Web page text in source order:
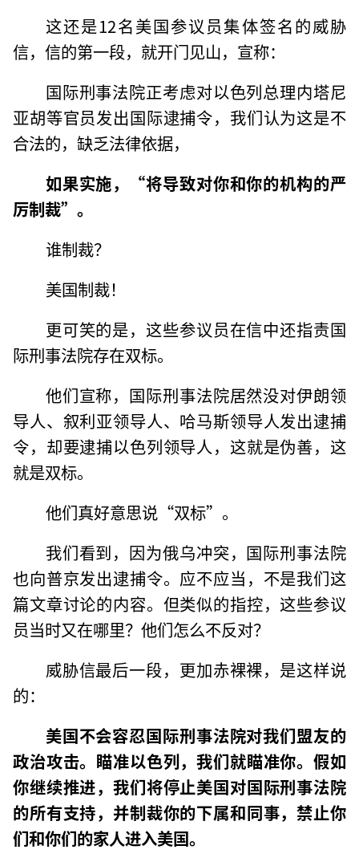
这还是12名美国参议员集体签名的威胁
信，信的第一段，就开门见山，宣称：
国际刑事法院正考虑对以色列总理内塔尼
亚胡等官员发出国际逮捕令，我们认为这是不
合法的，缺乏法律依据，
如果实施，“将导致对你和你的机构的严
厉制裁”。
谁制裁？
美国制裁！
更可笑的是，这些参议员在信中还指责国
际刑事法院存在双标。
他们宣称，国际刑事法院居然没对伊朗领
导人、叙利亚领导人、哈马斯领导人发出逮捕
令，却要逮捕以色列领导人，这就是伪善，这
就是双标。
他们真好意思说“双标”。
我们看到，因为俄乌冲突，国际刑事法院
也向普京发出逮捕令。应不应当，不是我们这
篇文章讨论的内容。但类似的指控，这些参议
员当时又在哪里？他们怎么不反对？
威胁信最后一段，更加赤裸裸，是这样说
的：
美国不会容忍国际刑事法院对我们盟友的
政治攻击。瞄准以色列，我们就瞄准你。假如
你继续推进，我们将停止美国对国际刑事法院
的所有支持，并制裁你的下属和同事，禁止你
们和你们的家人进入美国。